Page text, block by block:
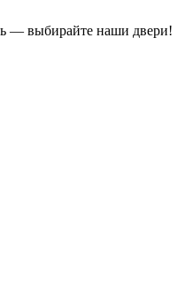
— выбирайте наши двери!